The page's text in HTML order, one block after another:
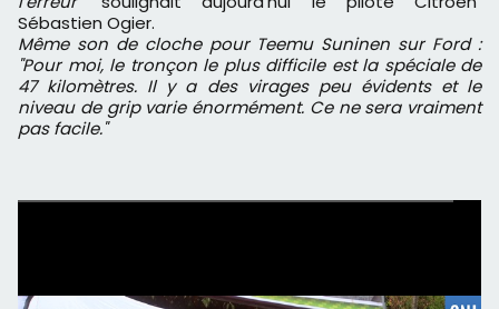
Sébastien Ogier.
Même son de cloche pour Teemu Suninen sur Ford :
"Pour moi, le tronçon le plus difficile est la spéciale de
47 kilomètres. Il y a des virages peu évidents et le
niveau de grip varie énormément. Ce ne sera vraiment
pas facile."